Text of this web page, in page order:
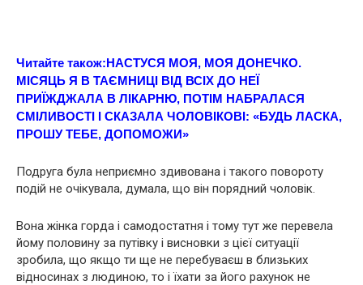
Читайте також:НАСТУСЯ МОЯ, МОЯ ДОНЕЧКО.
МІСЯЦЬ Я В ТАЄМНИЦІ ВІД ВСІХ ДО НЕЇ
ПРИЇЖДЖАЛА В ЛІКАРНЮ, ПОТІМ НАБРАЛАСЯ
СМІЛИВОСТІ І СКАЗАЛА ЧОЛОВІКОВІ: «БУДЬ ЛАСКА,
ПРОШУ ТЕБЕ, ДОПОМОЖИ»
Подруга була неприємно здивована і такого повороту
подій не очікувала, думала, що він порядний чоловік.
Вона жінка горда і самодостатня і тому тут же перевела
йому половину за путівку і висновки з цієї ситуації
зробила, що якщо ти ще не перебуваєш в близьких
відносинах з людиною, то і їхати за його рахунок не